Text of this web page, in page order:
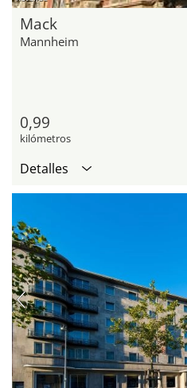
Mack
Mannheim
0,99
kilómetros
Detalles